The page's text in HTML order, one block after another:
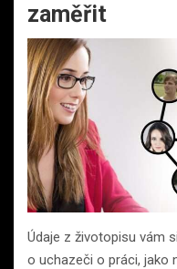
zaměřit
Údaje z životopisu vám
o uchazeči o práci, jako